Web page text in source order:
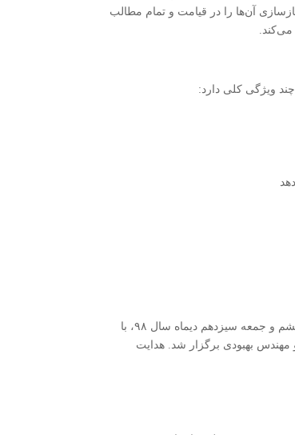
آن‌ها را در قیامت و تمام مطالب
می‌کند.
ویژگی کلی دارد:
این موضوع در مجموع در چهار جلسه به تاریخ های جمعه هشتم و جمعه پانزدهم آذر ماه و جمعه ششم و جمعه سیزدهم دیماه سال ۹۸، با
مهندس بهبودی برگزار شد. هدایت